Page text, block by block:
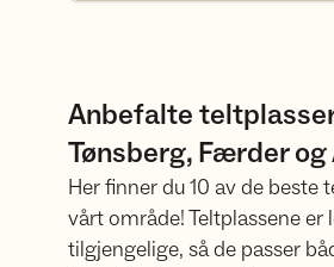
Anbefalte
Tønsberg, Færder og
Her finner du 10 av de beste
vårt område! Teltplassene er
tilgjengelige, så de passer